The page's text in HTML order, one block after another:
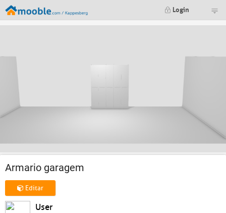
Login
Armario garagem
Editar
User